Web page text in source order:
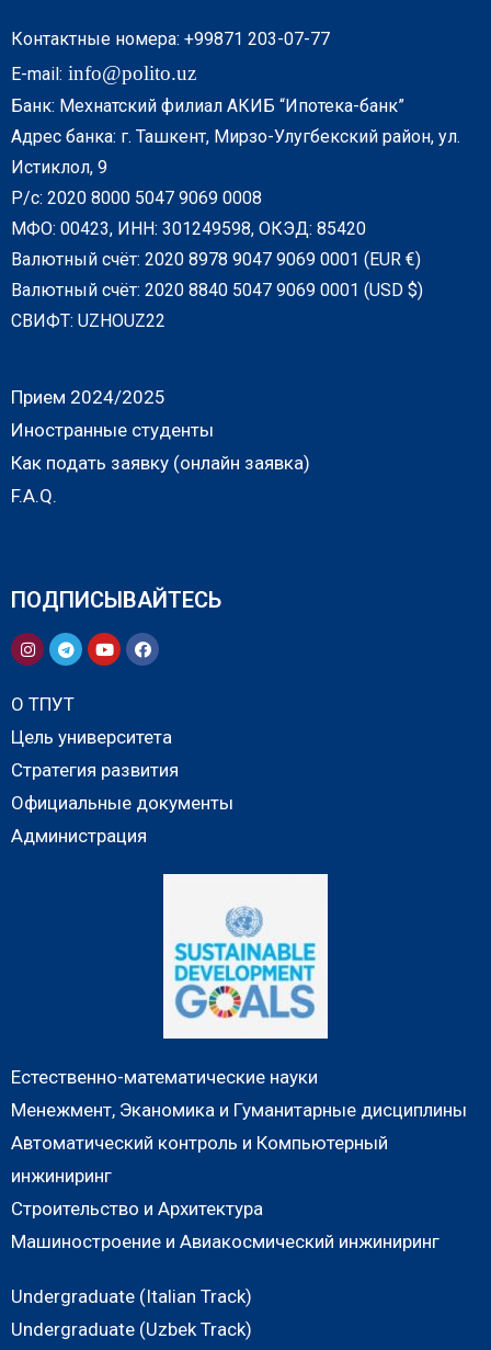
Контактные номера: +99871 203-07-77
E-mail: info@polito.uz
Банк: Мехнатский филиал АКИБ “Ипотека-банк”
Адрес банка: г. Ташкент, Мирзо-Улугбекский район, ул.
Истиклол, 9
Р/с: 2020 8000 5047 9069 0008
МФО: 00423, ИНН: 301249598, ОКЭД: 85420
Валютный счёт: 2020 8978 9047 9069 0001 (EUR €)
Валютный счёт: 2020 8840 5047 9069 0001 (USD $)
СВИФТ: UZHOUZ22
Прием 2024/2025
Иностранные студенты
Как подать заявку (онлайн заявка)
F.A.Q.
ПОДПИСЫВАЙТЕСЬ
О ТПУТ
Цель университета
Стратегия развития
Официальные документы
Администрация
Естественно-математические науки
Менежмент, Эканомика и Гуманитарные дисциплины
Автоматический контроль и Компьютерный
инжиниринг
Строительство и Архитектура
Машиностроение и Авиакосмический инжиниринг
Undergraduate (Italian Track)
Undergraduate (Uzbek Track)